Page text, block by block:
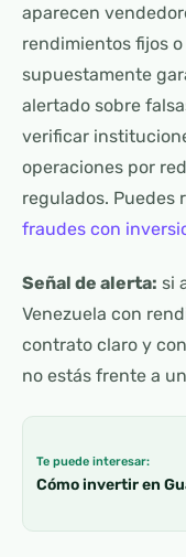
aparecen
rendimientos fijos
supuestamente
alertado sobre
verificar
operaciones por
regulados. Puedes
fraudes con
Señal de alerta: si
Venezuela con
contrato claro y
no estás frente a
Te puede interesar:
Cómo invertir en